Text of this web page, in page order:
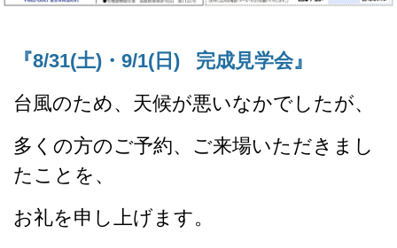
『8/31(土)・9/1(日) 完成見学会』
台風のため、天候が悪いなかでしたが、
多くの方のご予約、ご来場いただきまし
たことを、
お礼を申し上げます。